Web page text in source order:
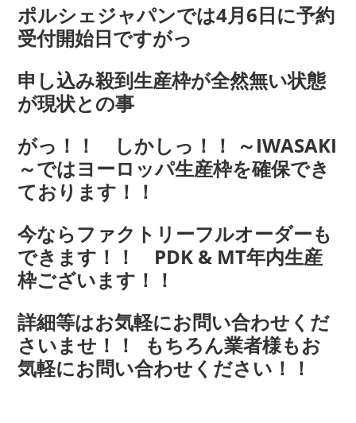
ポルシェジャパンでは4月6日に予約
受付開始日ですがっ
申し込み殺到生産枠が全然無い状態
が現状との事
がっ！！ しかしっ！！ ～IWASAKI
～ではヨーロッパ生産枠を確保でき
ております！！
今ならファクトリーフルオーダーも
できます！！ PDK & MT年内生産
枠ございます！！
詳細等はお気軽にお問い合わせくだ
さいませ！！ もちろん業者様もお
気軽にお問い合わせください！！